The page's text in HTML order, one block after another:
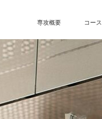
専攻概要 コース